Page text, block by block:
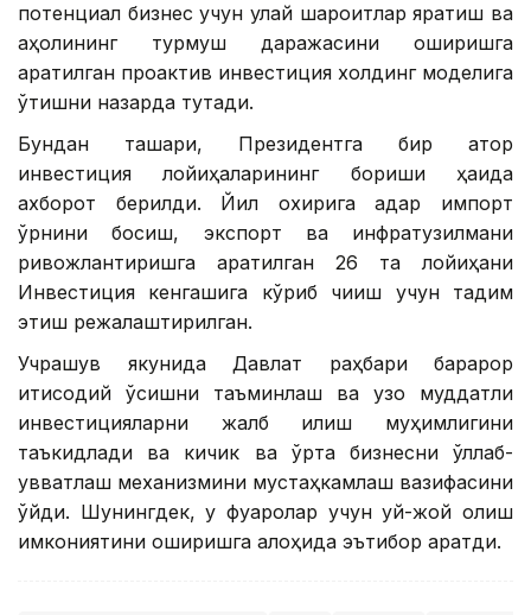
потенциал бизнес учун қулай шароитлар яратиш ва
аҳолининг турмуш даражасини оширишга
қаратилган проактив инвестиция холдинг моделига
ўтишни назарда тутади.
Бундан ташқари, Президентга бир қатор
инвестиция лойиҳаларининг бориши ҳақида
ахборот берилди. Йил охирига қадар импорт
ўрнини босиш, экспорт ва инфратузилмани
ривожлантиришга қаратилган 26 та лойиҳани
Инвестиция кенгашига кўриб чиқиш учун тақдим
этиш режалаштирилган.
Учрашув якунида Давлат раҳбари барқарор
иқтисодий ўсишни таъминлаш ва узоқ муддатли
инвестицияларни жалб қилиш муҳимлигини
таъкидлади ва кичик ва ўрта бизнесни қўллаб-
қувватлаш механизмини мустаҳкамлаш вазифасини
қўйди. Шунингдек, у фуқаролар учун уй-жой олиш
имкониятини оширишга алоҳида эътибор қаратди.